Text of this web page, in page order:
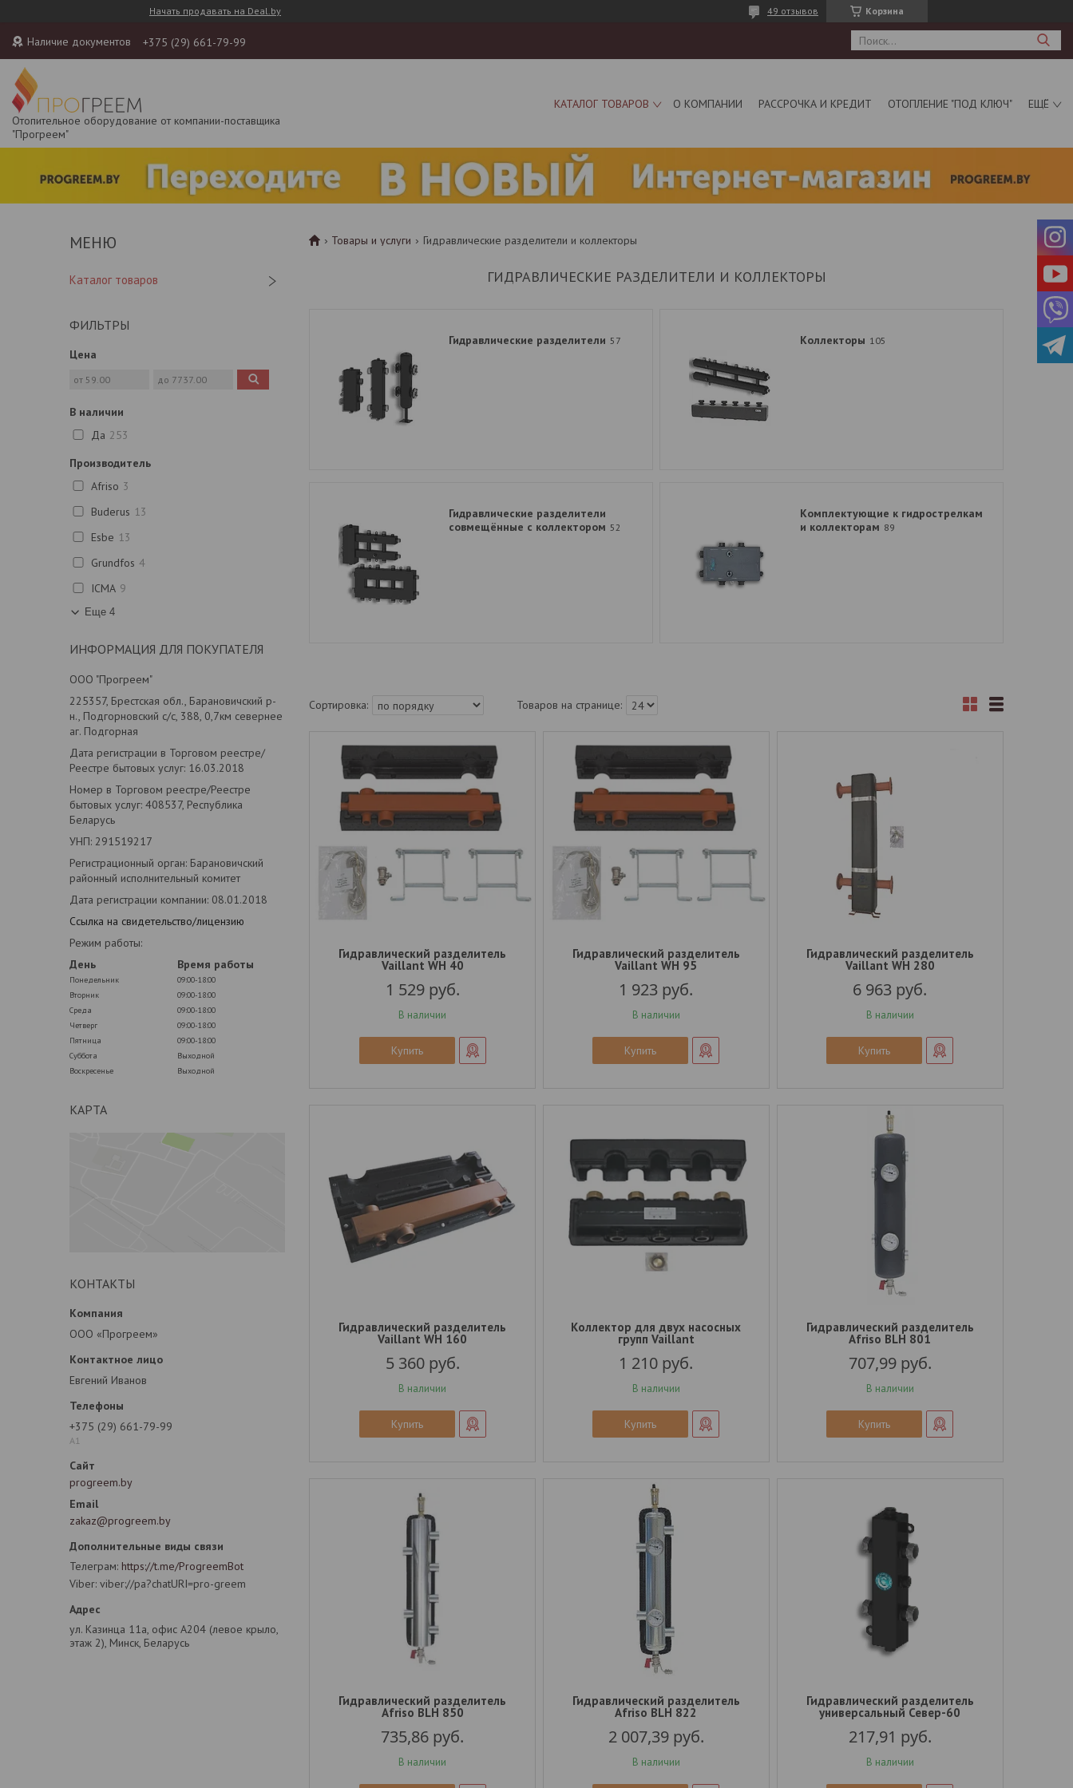
Начать продавать на Deal.by Корзина
49 отзывов
Наличие документов +375 (29) 661-79-99
Отопительное оборудование от компании-поставщика
"Прогреем"
КАТАЛОГ ТОВАРОВ О КОМПАНИИ РАССРОЧКА И КРЕДИТ ОТОПЛЕНИЕ "ПОД КЛЮЧ" ЕЩЁ
Каталог товаров
ФИЛЬТРЫ
Цена
В наличии
Да 253
Производитель
Afriso 3
Buderus 13
Esbe 13
Grundfos 4
ICMA 9
Еще 4
ИНФОРМАЦИЯ ДЛЯ ПОКУПАТЕЛЯ
ООО "Прогреем"
225357, Брестская обл., Барановичский р-
н., Подгорновский с/с, 388, 0,7км севернее
аг. Подгорная
Дата регистрации в Торговом реестре/
Реестре бытовых услуг: 16.03.2018
Номер в Торговом реестре/Реестре
бытовых услуг: 408537, Республика
Беларусь
УНП: 291519217
Регистрационный орган: Барановичский
районный исполнительный комитет
Дата регистрации компании: 08.01.2018
Ссылка на свидетельство/лицензию
Режим работы:
День
Время работы
Понедельник
09:00-18:00
Вторник
09:00-18:00
Среда
09:00-18:00
Четверг
09:00-18:00
Пятница
09:00-18:00
Суббота
Выходной
Воскресенье
Выходной
КАРТА
КОНТАКТЫ
ООО «Прогреем»
Евгений Иванов
+375 (29) 661-79-99
А1
progreem.by
zakaz@progreem.by
Телеграм https://t.me/ProgreemBot
Viber viber://pa?chatURI=pro-greem
ул. Казинца 11а, офис А204 (левое крыло,
этаж 2), Минск, Беларусь
Товары и услуги Гидравлические разделители и коллекторы
ГИДРАВЛИЧЕСКИЕ РАЗДЕЛИТЕЛИ И КОЛЛЕКТОРЫ
Гидравлические разделители 57 Коллекторы 105
Гидравлические разделители
совмещённые с коллектором 52
Комплектующие к гидрострелкам
и коллекторам 89
Гидравлический разделитель
Vaillant WH 40
1 529 руб.
В наличии
Купить
Гидравлический разделитель
Vaillant WH 95
1 923 руб.
В наличии
Купить
Гидравлический разделитель
Vaillant WH 280
6 963 руб.
В наличии
Купить
Гидравлический разделитель
Vaillant WH 160
5 360 руб.
В наличии
Купить
Коллектор для двух насосных
групп Vaillant
1 210 руб.
В наличии
Купить
Гидравлический разделитель
Afriso BLH 801
707,99 руб.
В наличии
Купить
Гидравлический разделитель
Afriso BLH 850
735,86 руб.
В наличии
Гидравлический разделитель
Afriso BLH 822
2 007,39 руб.
В наличии
Гидравлический разделитель
универсальный Север-60
217,91 руб.
В наличии